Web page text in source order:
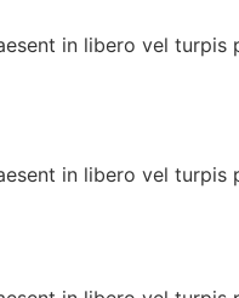
in libero vel
in libero vel